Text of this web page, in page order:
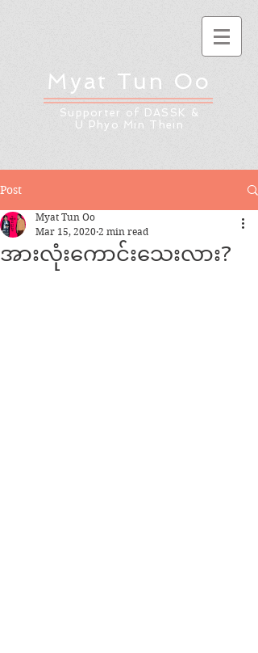
Myat Tun Oo
Supporter of DASSK &
U Phyo Min Thein
Post
အားလုံးကောင်းသေးလား?
Myat Tun Oo
Mar 15, 2020 2 min read